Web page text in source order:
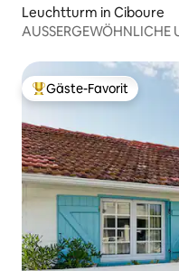
Leuchtturm in Ciboure
AUSSERGEWÖHNLICHE UNGEWÖHNLICHKEIT - 360° Blick
Beliebter Gäste-Favorit.
Gäste-Favorit